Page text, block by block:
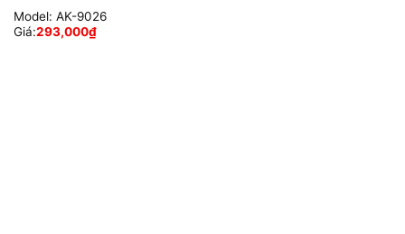
Model: AK-9026
Giá:293,000₫